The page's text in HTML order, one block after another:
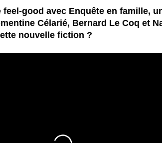
feel-good avec Enquête en famille,
Célarié, Bernard Le Coq et
nouvelle fiction ?